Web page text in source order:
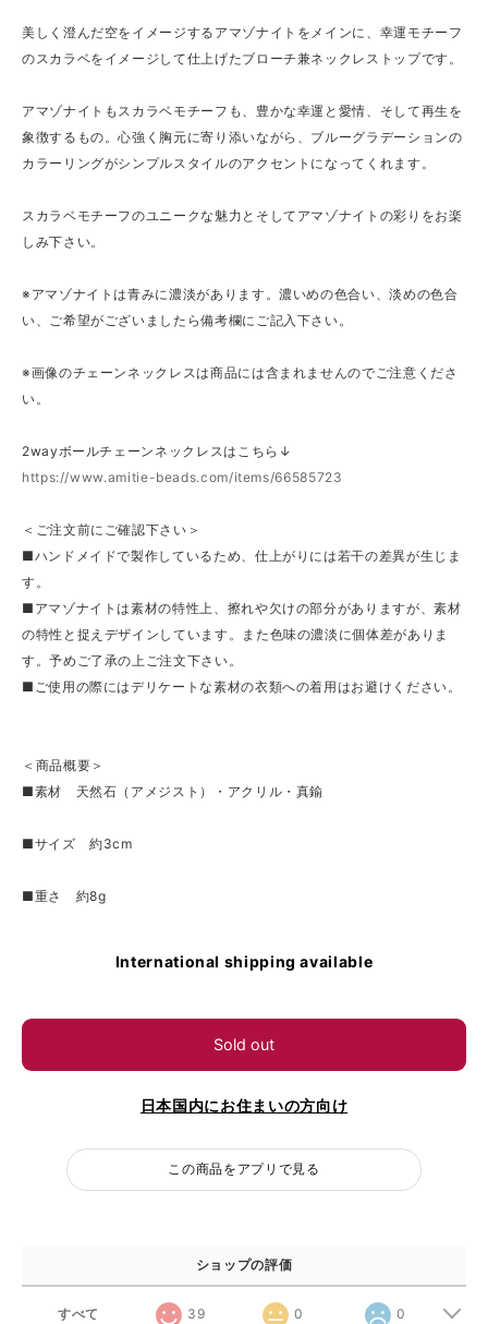
美しく澄んだ空をイメージするアマゾナイトをメインに、幸運モチーフ
のスカラベをイメージして仕上げたブローチ兼ネックレストップです。
アマゾナイトもスカラベモチーフも、豊かな幸運と愛情、そして再生を
象徴するもの。心強く胸元に寄り添いながら、ブルーグラデーションの
カラーリングがシンプルスタイルのアクセントになってくれます。
スカラベモチーフのユニークな魅力とそしてアマゾナイトの彩りをお楽
しみ下さい。
※アマゾナイトは青みに濃淡があります。濃いめの色合い、淡めの色合
い、ご希望がございましたら備考欄にご記入下さい。
※画像のチェーンネックレスは商品には含まれませんのでご注意くださ
い。
2wayボールチェーンネックレスはこちら↓
https://www.amitie-beads.com/items/66585723
＜ご注文前にご確認下さい＞
■ハンドメイドで製作しているため、仕上がりには若干の差異が生じま
す。
■アマゾナイトは素材の特性上、擦れや欠けの部分がありますが、素材
の特性と捉えデザインしています。また色味の濃淡に個体差がありま
す。予めご了承の上ご注文下さい。
■ご使用の際にはデリケートな素材の衣類への着用はお避けください。
＜商品概要＞
■素材 天然石（アメジスト）・アクリル・真鍮
■サイズ 約3cm
■重さ 約8g
International shipping available
Sold out
日本国内にお住まいの方向け
この商品をアプリで見る
ショップの評価
すべて 39 0 0